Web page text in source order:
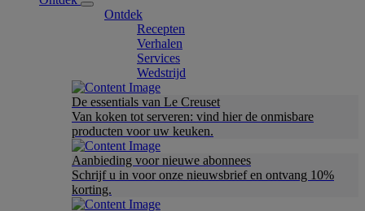
Ontdek
Recepten
Verhalen
Services
Wedstrijd
De essentials van Le Creuset
Van koken tot serveren: vind hier de onmisbare
producten voor uw keuken.
Aanbieding voor nieuwe abonnees
Schrijf u in voor onze nieuwsbrief en ontvang 10%
korting.